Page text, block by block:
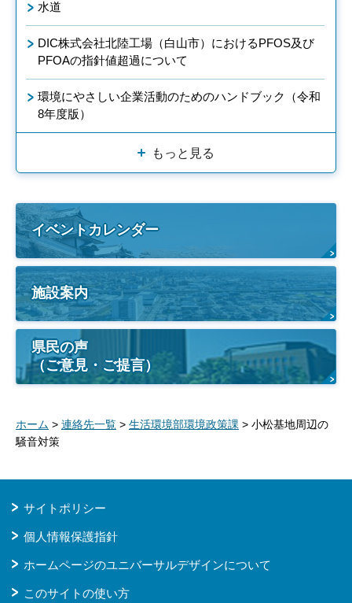
水道
DIC株式会社北陸工場（白山市）におけるPFOS及び
PFOAの指針値超過について
環境にやさしい企業活動のためのハンドブック（令和
8年度版）
もっと見る
イベントカレンダー
施設案内
県民の声
（ご意見・ご提言）
ホーム > 連絡先一覧 > 生活環境部環境政策課 > 小松基地周辺の
騒音対策
サイトポリシー
個人情報保護指針
ホームページのユニバーサルデザインについて
このサイトの使い方